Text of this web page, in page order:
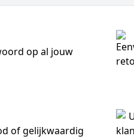
op al jouw
of gelijkwaardig